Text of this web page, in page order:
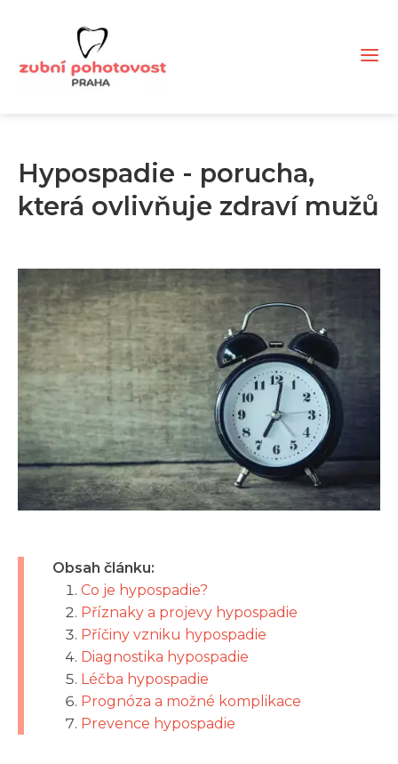
Hypospadie - porucha,
která ovlivňuje zdraví mužů
Obsah článku:
Co je hypospadie?
Příznaky a projevy hypospadie
Příčiny vzniku hypospadie
Diagnostika hypospadie
Léčba hypospadie
Prognóza a možné komplikace
Prevence hypospadie